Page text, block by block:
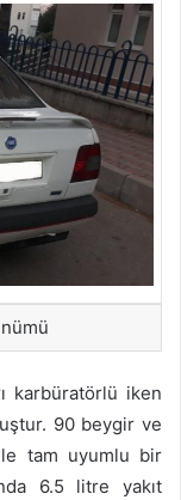
karbüratörlü iken
90 beygir ve
tam uyumlu bir
6.5 litre yakıt